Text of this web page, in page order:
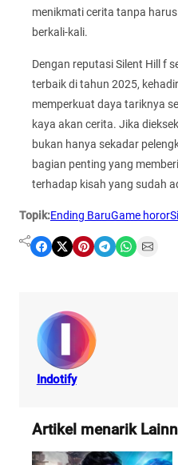
menikmati cerita tanpa
berkali-kali.
Dengan reputasi Silent Hill f
terbaik di tahun 2025,
memperkuat daya tariknya
kaya akan cerita. Jika
bukan hanya sekadar
bagian penting yang
terhadap kisah yang sudah
Topik:Ending BaruGame horor
Share on Facebook Share on X Share on Pinterest Share on Telegram Share on WhatsApp Share on Email
Indotify
Artikel menarik